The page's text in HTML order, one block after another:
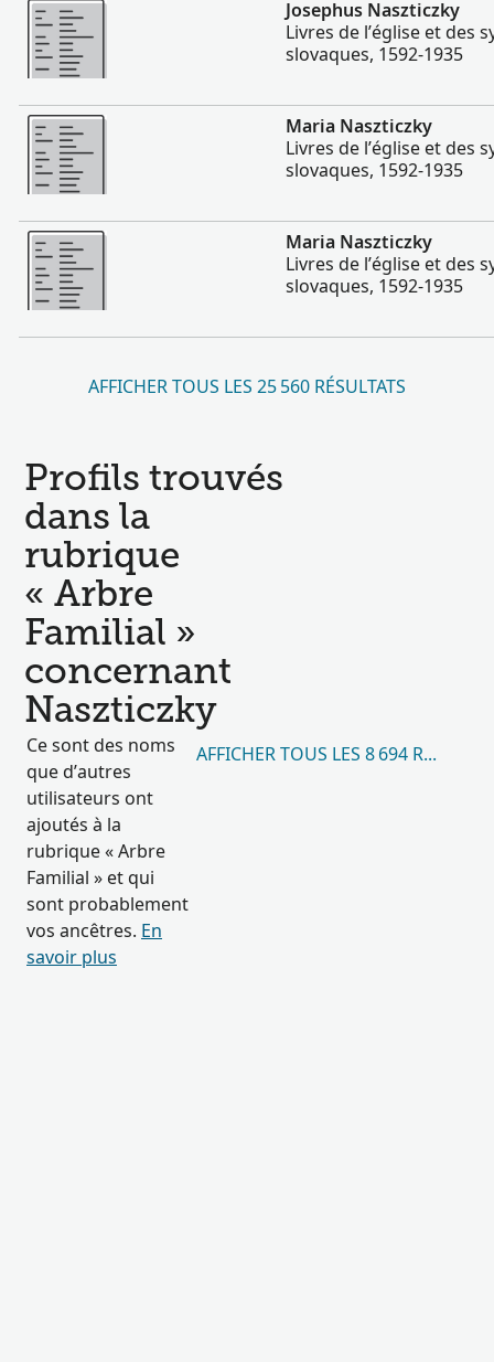
Josephus Naszticzky
Livres de l’église et des
slovaques, 1592-1935
Plus
Maria Naszticzky
Livres de l’église et des
slovaques, 1592-1935
Plus
Maria Naszticzky
Livres de l’église et des
slovaques, 1592-1935
AFFICHER TOUS LES 25 560 RÉSULTATS
Profils trouvés
dans la
rubrique
« Arbre
Familial »
concernant
Naszticzky
Ce sont des noms
que d’autres
utilisateurs ont
ajoutés à la
rubrique « Arbre
Familial » et qui
sont probablement
vos ancêtres. En
savoir plus
AFFICHER TOUS LES 8 694